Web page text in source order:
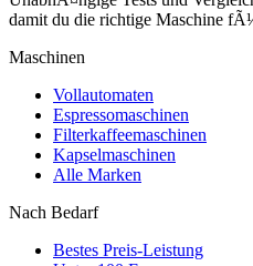
damit du die richtige Maschine
Maschinen
Vollautomaten
Espressomaschinen
Filterkaffeemaschinen
Kapselmaschinen
Alle Marken
Nach Bedarf
Bestes Preis-Leistung